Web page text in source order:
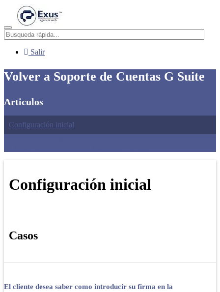
Menú
Salir
Volver a Soporte de Cuentas G Suite
Articulos
Configuración inicial
Configuración inicial
Casos
El cliente desea saber como introducir su firma en la